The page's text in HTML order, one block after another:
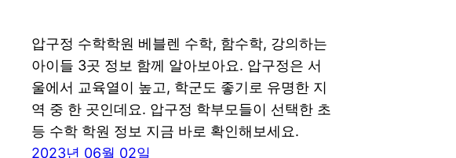
압구정 수학학원 베블렌 수학, 함수학, 강의하는
아이들 3곳 정보 함께 알아보아요. 압구정은 서
울에서 교육열이 높고, 학군도 좋기로 유명한 지
역 중 한 곳인데요. 압구정 학부모들이 선택한 초
등 수학 학원 정보 지금 바로 확인해보세요.
2023년 06월 02일